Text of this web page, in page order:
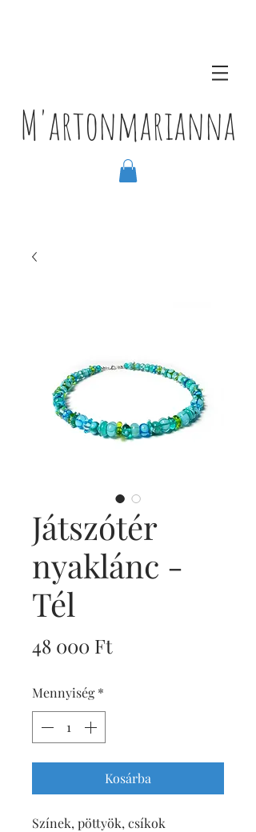
M'artonmarianna
Játszótér
nyaklánc -
Tél
48 000 FtÁr
Mennyiség *
Kosárba
Színek, pöttyök, csíkok